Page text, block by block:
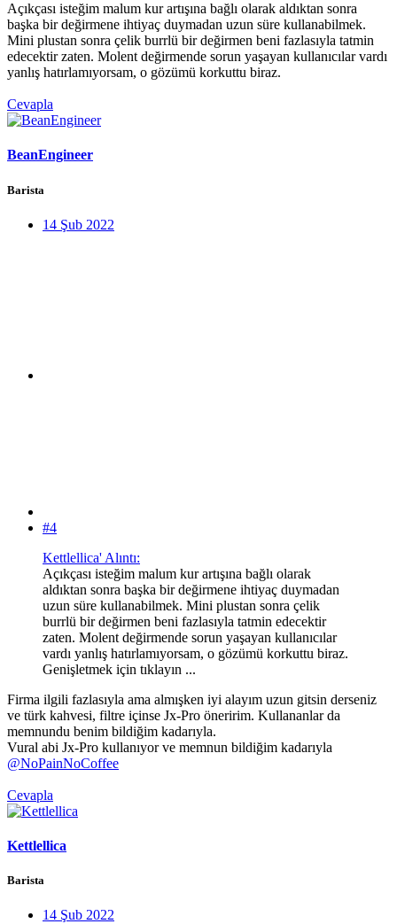
Açıkçası isteğim malum kur artışına bağlı olarak aldıktan sonra
başka bir değirmene ihtiyaç duymadan uzun süre kullanabilmek.
Mini plustan sonra çelik burrlü bir değirmen beni fazlasıyla tatmin
edecektir zaten. Molent değirmende sorun yaşayan kullanıcılar vardı
yanlış hatırlamıyorsam, o gözümü korkuttu biraz.
Cevapla
BeanEngineer
Barista
14 Şub 2022
#4
Kettlellica' Alıntı:
Açıkçası isteğim malum kur artışına bağlı olarak
aldıktan sonra başka bir değirmene ihtiyaç duymadan
uzun süre kullanabilmek. Mini plustan sonra çelik
burrlü bir değirmen beni fazlasıyla tatmin edecektir
zaten. Molent değirmende sorun yaşayan kullanıcılar
vardı yanlış hatırlamıyorsam, o gözümü korkuttu biraz.
Genişletmek için tıklayın ...
Firma ilgili fazlasıyla ama almışken iyi alayım uzun gitsin derseniz
ve türk kahvesi, filtre içinse Jx-Pro öneririm. Kullananlar da
memnundu benim bildiğim kadarıyla.
Vural abi Jx-Pro kullanıyor ve memnun bildiğim kadarıyla
@NoPainNoCoffee
Cevapla
Kettlellica
Barista
14 Şub 2022